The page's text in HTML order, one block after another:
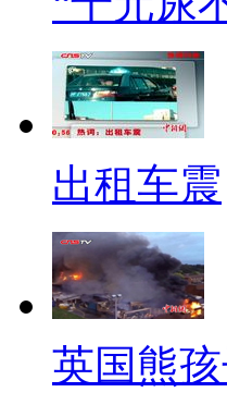
【口播】
到，其本质
场。但是如
合理需求是
满足消费者
【新闻大
【口播】
闻频道联合
出租车震
英国熊